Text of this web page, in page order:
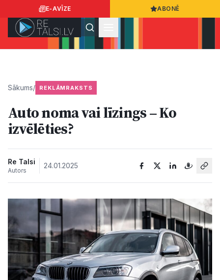
E-AVĪZE ABONĒ
Ziņas
Sports
Kultūra
Bizness
Sākums/ REKLĀMRAKSTS
Auto noma vai līzings – Ko
izvēlēties?
Re Talsi
Autors
24.01.2025